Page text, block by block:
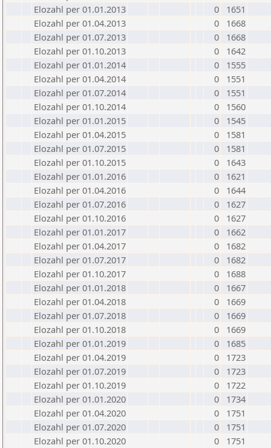
Elozahl per 01.01.2013
0
1651
Elozahl per 01.04.2013
0
1668
Elozahl per 01.07.2013
0
1668
Elozahl per 01.10.2013
0
1642
Elozahl per 01.01.2014
0
1555
Elozahl per 01.04.2014
0
1551
Elozahl per 01.07.2014
0
1551
Elozahl per 01.10.2014
0
1560
Elozahl per 01.01.2015
0
1545
Elozahl per 01.04.2015
0
1581
Elozahl per 01.07.2015
0
1581
Elozahl per 01.10.2015
0
1643
Elozahl per 01.01.2016
0
1621
Elozahl per 01.04.2016
0
1644
Elozahl per 01.07.2016
0
1627
Elozahl per 01.10.2016
0
1627
Elozahl per 01.01.2017
0
1662
Elozahl per 01.04.2017
0
1682
Elozahl per 01.07.2017
0
1682
Elozahl per 01.10.2017
0
1688
Elozahl per 01.01.2018
0
1667
Elozahl per 01.04.2018
0
1669
Elozahl per 01.07.2018
0
1669
Elozahl per 01.10.2018
0
1669
Elozahl per 01.01.2019
0
1685
Elozahl per 01.04.2019
0
1723
Elozahl per 01.07.2019
0
1723
Elozahl per 01.10.2019
0
1722
Elozahl per 01.01.2020
0
1734
Elozahl per 01.04.2020
0
1751
Elozahl per 01.07.2020
0
1751
Elozahl per 01.10.2020
0
1751